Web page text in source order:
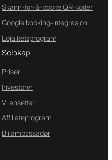
Skann-for-å-booke QR-koder
Google booking-integrasjon
Lojalitetsprogram
Selskap
Priser
Investorer
Vi ansetter
Affiliateprogram
Bli ambassadør